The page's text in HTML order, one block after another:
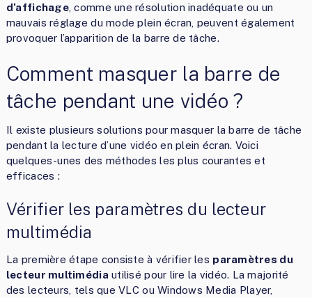
d’affichage, comme une résolution inadéquate ou un
mauvais réglage du mode plein écran, peuvent également
provoquer l’apparition de la barre de tâche.
Comment masquer la barre de
tâche pendant une vidéo ?
Il existe plusieurs solutions pour masquer la barre de tâche
pendant la lecture d’une vidéo en plein écran. Voici
quelques-unes des méthodes les plus courantes et
efficaces :
Vérifier les paramètres du lecteur
multimédia
La première étape consiste à vérifier les paramètres du
lecteur multimédia utilisé pour lire la vidéo. La majorité
des lecteurs, tels que VLC ou Windows Media Player,